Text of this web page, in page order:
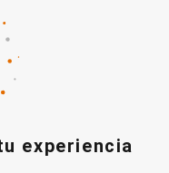
experiencia